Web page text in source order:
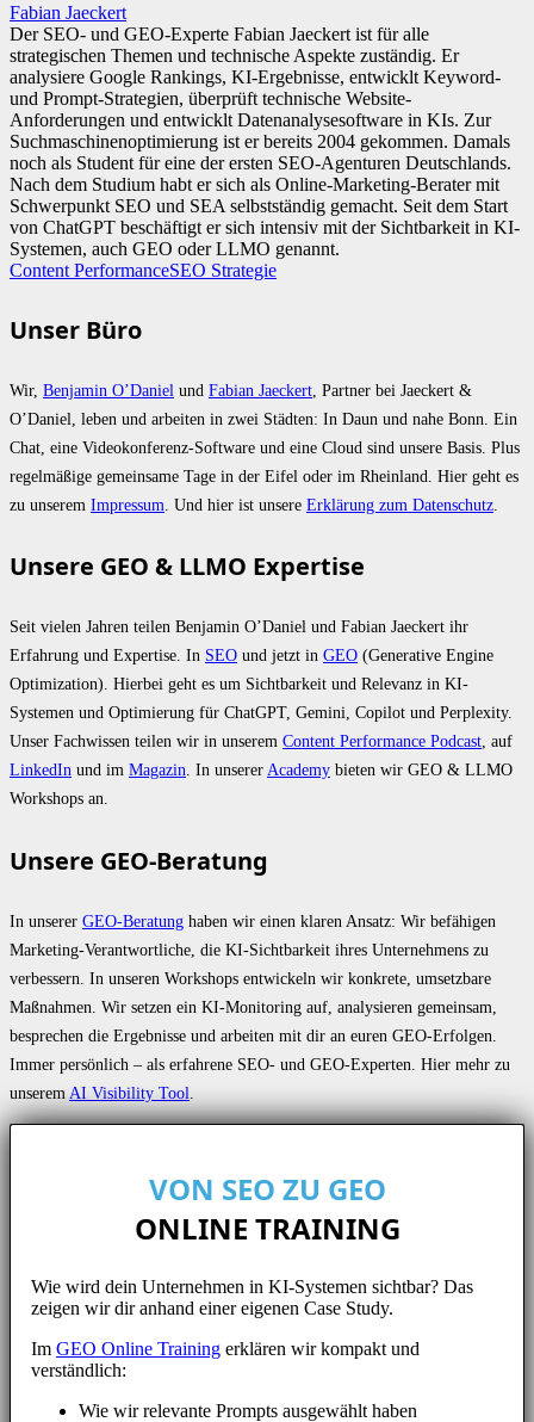
Fabian Jaeckert
Der SEO- und GEO-Experte Fabian Jaeckert ist für alle
strategischen Themen und technische Aspekte zuständig. Er
analysiere Google Rankings, KI-Ergebnisse, entwicklt Keyword-
und Prompt-Strategien, überprüft technische Website-
Anforderungen und entwicklt Datenanalysesoftware in KIs. Zur
Suchmaschinenoptimierung ist er bereits 2004 gekommen. Damals
noch als Student für eine der ersten SEO-Agenturen Deutschlands.
Nach dem Studium habt er sich als Online-Marketing-Berater mit
Schwerpunkt SEO und SEA selbstständig gemacht. Seit dem Start
von ChatGPT beschäftigt er sich intensiv mit der Sichtbarkeit in KI-
Systemen, auch GEO oder LLMO genannt.
Content PerformanceSEO Strategie
Unser Büro
Wir, Benjamin O’Daniel und Fabian Jaeckert , Partner bei Jaeckert &
O’Daniel, leben und arbeiten in zwei Städten: In Daun und nahe Bonn. Ein
Chat, eine Videokonferenz-Software und eine Cloud sind unsere Basis. Plus
regelmäßige gemeinsame Tage in der Eifel oder im Rheinland. Hier geht es
zu unserem Impressum . Und hier ist unsere Erklärung zum Datenschutz
Unsere GEO & LLMO Expertise
Seit vielen Jahren teilen Benjamin O’Daniel und Fabian Jaeckert ihr
Erfahrung und Expertise. In SEO und jetzt in GEO (Generative Engine
Optimization). Hierbei geht es um Sichtbarkeit und Relevanz in KI-
Systemen und Optimierung für ChatGPT, Gemini, Copilot und Perplexity.
Unser Fachwissen teilen wir in unserem Content Performance Podcast , auf
LinkedIn und im Magazin . In unserer Academy bieten wir GEO & LLMO
Workshops an.
Unsere GEO-Beratung
In unserer GEO-Beratung haben wir einen klaren Ansatz: Wir befähigen
Marketing-Verantwortliche, die KI-Sichtbarkeit ihres Unternehmens zu
verbessern. In unseren Workshops entwickeln wir konkrete, umsetzbare
Maßnahmen. Wir setzen ein KI-Monitoring auf, analysieren gemeinsam,
besprechen die Ergebnisse und arbeiten mit dir an euren GEO-Erfolgen.
Immer persönlich – als erfahrene SEO- und GEO-Experten. Hier mehr zu
unserem AI Visibility Tool
VON SEO ZU GEO
ONLINE TRAINING
Wie wird dein Unternehmen in KI-Systemen sichtbar? Das
zeigen wir dir anhand einer eigenen Case Study.
Im GEO Online Training erklären wir kompakt und
verständlich:
Wie wir relevante Prompts ausgewählt haben